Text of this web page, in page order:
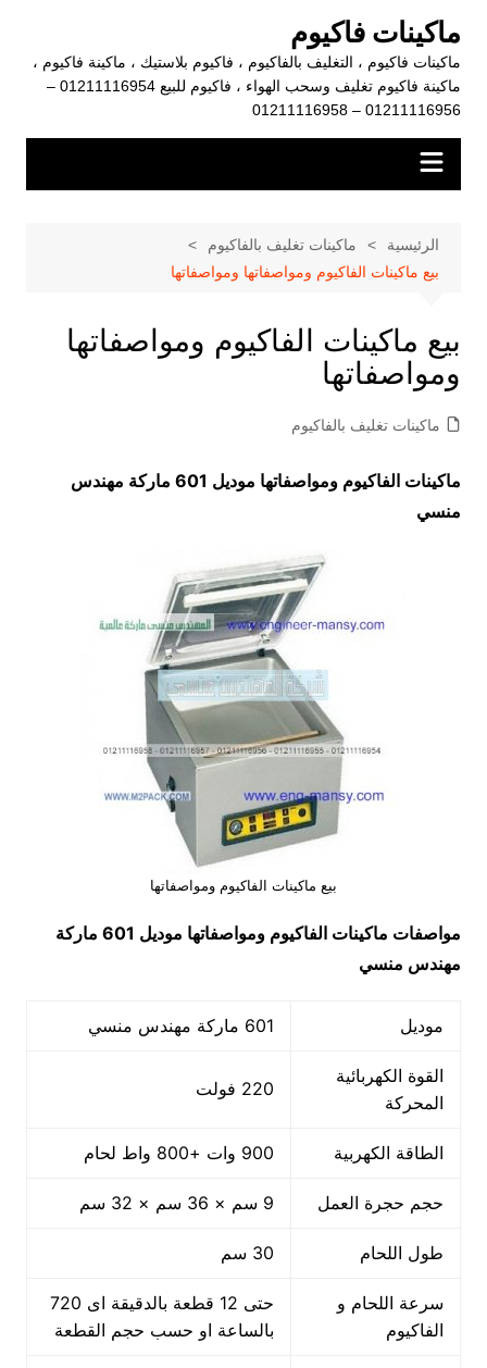
المحتوى
ماكينات فاكيوم
ماكينات فاكيوم ، التغليف بالفاكيوم ، فاكيوم بلاستيك ، ماكينة فاكيوم ،
ماكينة فاكيوم تغليف وسحب الهواء ، فاكيوم للبيع 01211116954 –
01211116956 – 01211116958
الرئيسية
ماكينات تغليف بالفاكيوم
بيع ماكينات الفاكيوم ومواصفاتها ومواصفاتها
بيع ماكينات الفاكيوم ومواصفاتها
ومواصفاتها
ماكينات تغليف بالفاكيوم
ماكينات الفاكيوم ومواصفاتها
موديل 601 ماركة مهندس
منسي
بيع ماكينات الفاكيوم ومواصفاتها
مواصفات ماكينات الفاكيوم ومواصفاتها
موديل 601 ماركة
مهندس منسي
موديل 601 ماركة مهندس منسي
القوة الكهربائية
المحركة
220 فولت
الطاقة الكهربية 900 وات +800 واط لحام
حجم حجرة العمل 9 سم × 36 سم × 32 سم
طول اللحام 30 سم
سرعة اللحام و
الفاكيوم
حتى 12 قطعة بالدقيقة اى 720
بالساعة او حسب حجم القطعة